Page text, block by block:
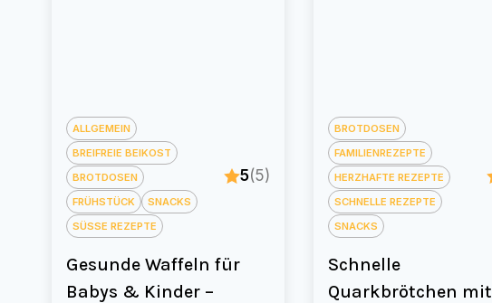
ALLGEMEIN
BREIFREIE BEIKOST
BROTDOSEN
FRÜHSTÜCK
SNACKS
SÜSSE REZEPTE
5(5)
Gesunde Waffeln für
Babys & Kinder –
BROTDOSEN
FAMILIENREZEPTE
HERZHAFTE REZEPTE
SCHNELLE REZEPTE
SNACKS
Schnelle
Quarkbrötchen mit